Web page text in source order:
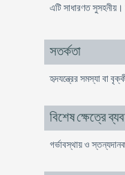
এটি সাধারণত সুসহনীয়।
সতর্কতা
হৃদযন্ত্রের সমস্যা বা
বিশেষ ক্ষেত্রে
গর্ভাবস্থায় ও